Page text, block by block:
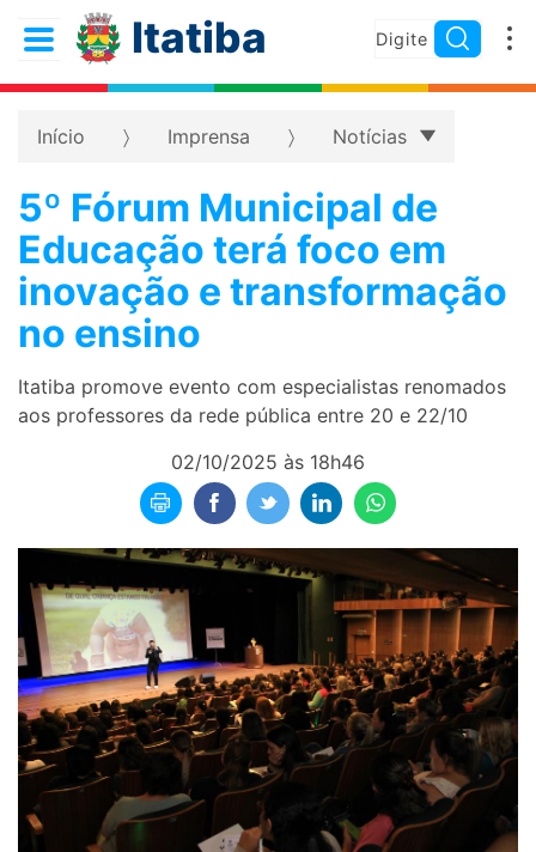
Itatiba
Início Imprensa Notícias
5º Fórum Municipal de
Educação terá foco em
inovação e transformação
no ensino
Itatiba promove evento com especialistas renomados
aos professores da rede pública entre 20 e 22/10
02/10/2025 às 18h46